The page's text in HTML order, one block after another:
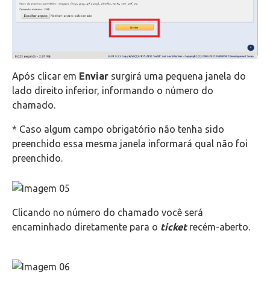
Após clicar em Enviar surgirá uma pequena janela do
lado direito inferior, informando o número do
chamado.
* Caso algum campo obrigatório não tenha sido
preenchido essa mesma janela informará qual não foi
preenchido.
Clicando no número do chamado você será
encaminhado diretamente para o ticketrecém-aberto.